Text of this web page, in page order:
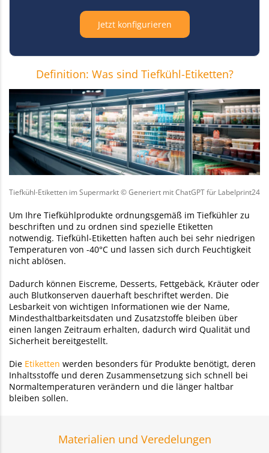
Jetzt konfigurieren
Definition: Was sind Tiefkühl-Etiketten?
Tiefkühl-Etiketten im Supermarkt © Generiert mit ChatGPT für Labelprint24
Um Ihre Tiefkühlprodukte ordnungsgemäß im Tiefkühler zu
beschriften und zu ordnen sind spezielle Etiketten
notwendig. Tiefkühl-Etiketten haften auch bei sehr niedrigen
Temperaturen von -40°C und lassen sich durch Feuchtigkeit
nicht ablösen.
Dadurch können Eiscreme, Desserts, Fettgebäck, Kräuter oder
auch Blutkonserven dauerhaft beschriftet werden. Die
Lesbarkeit von wichtigen Informationen wie der Name,
Mindesthaltbarkeitsdaten und Zusatzstoffe bleiben über
einen langen Zeitraum erhalten, dadurch wird Qualität und
Sicherheit bereitgestellt.
Die Etiketten werden besonders für Produkte benötigt, deren
Inhaltsstoffe und deren Zusammensetzung sich schnell bei
Normaltemperaturen verändern und die länger haltbar
bleiben sollen.
Materialien und Veredelungen